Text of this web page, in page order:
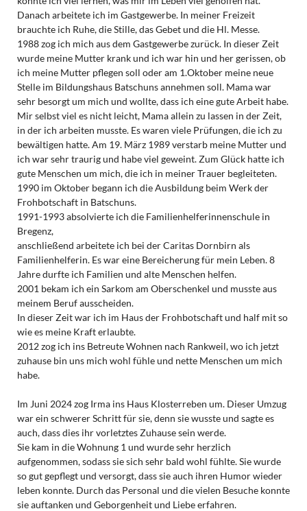
Danach arbeitete ich im Gastgewerbe. In meiner Freizeit
brauchte ich Ruhe, die Stille, das Gebet und die Hl. Messe.
1988 zog ich mich aus dem Gastgewerbe zurück. In dieser Zeit
wurde meine Mutter krank und ich war hin und her gerissen, ob
ich meine Mutter pflegen soll oder am 1.Oktober meine neue
Stelle im Bildungshaus Batschuns annehmen soll. Mama war
sehr besorgt um mich und wollte, dass ich eine gute Arbeit habe.
Mir selbst viel es nicht leicht, Mama allein zu lassen in der Zeit,
in der ich arbeiten musste. Es waren viele Prüfungen, die ich zu
bewältigen hatte. Am 19. März 1989 verstarb meine Mutter und
ich war sehr traurig und habe viel geweint. Zum Glück hatte ich
gute Menschen um mich, die ich in meiner Trauer begleiteten.
1990 im Oktober begann ich die Ausbildung beim Werk der
Frohbotschaft in Batschuns.
1991-1993 absolvierte ich die Familienhelferinnenschule in
Bregenz,
anschließend arbeitete ich bei der Caritas Dornbirn als
Familienhelferin. Es war eine Bereicherung für mein Leben. 8
Jahre durfte ich Familien und alte Menschen helfen.
2001 bekam ich ein Sarkom am Oberschenkel und musste aus
meinem Beruf ausscheiden.
In dieser Zeit war ich im Haus der Frohbotschaft und half mit so
wie es meine Kraft erlaubte.
2012 zog ich ins Betreute Wohnen nach Rankweil, wo ich jetzt
zuhause bin uns mich wohl fühle und nette Menschen um mich
habe.
Im Juni 2024 zog Irma ins Haus Klosterreben um. Dieser Umzug
war ein schwerer Schritt für sie, denn sie wusste und sagte es
auch, dass dies ihr vorletztes Zuhause sein werde.
Sie kam in die Wohnung 1 und wurde sehr herzlich
aufgenommen, sodass sie sich sehr bald wohl fühlte. Sie wurde
so gut gepflegt und versorgt, dass sie auch ihren Humor wieder
leben konnte. Durch das Personal und die vielen Besuche konnte
sie auftanken und Geborgenheit und Liebe erfahren.